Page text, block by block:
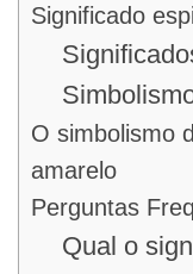
Significado
O simbolismo
amarelo
Perguntas
Qual o